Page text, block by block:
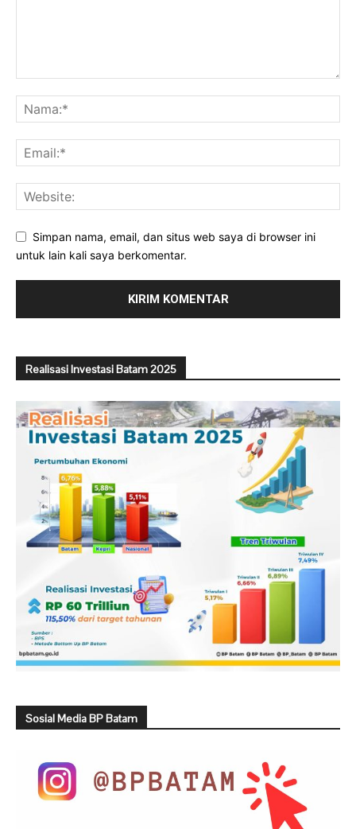
Simpan nama, email, dan situs web saya di browser ini
untuk lain kali saya berkomentar.
Realisasi Investasi Batam 2025
Sosial Media BP Batam